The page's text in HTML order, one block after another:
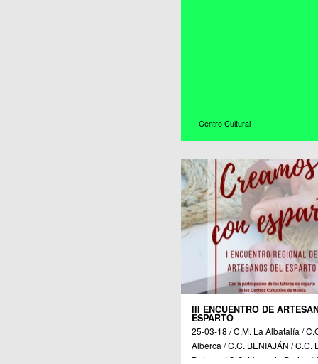
Centro Cultural
III ENCUENTRO DE
ESPARTO
25-03-18 / C.M. La Albatalía /
Alberca / C.C. BENIAJÁN / C.C.
Dolores / C.C. Llano de Brujas /